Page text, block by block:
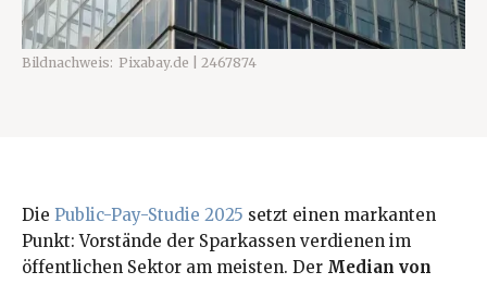
Bildnachweis: Pixabay.de | 2467874
Die Public-Pay-Studie 2025 setzt einen markanten
Punkt: Vorstände der Sparkassen verdienen im
öffentlichen Sektor am meisten. Der Median von